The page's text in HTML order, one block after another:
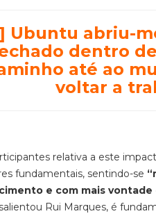
Ubuntu abriu-
dentro
até ao
voltar a
relativa a este
fundamentais, sentindo-se
e com mais
Rui Marques, é